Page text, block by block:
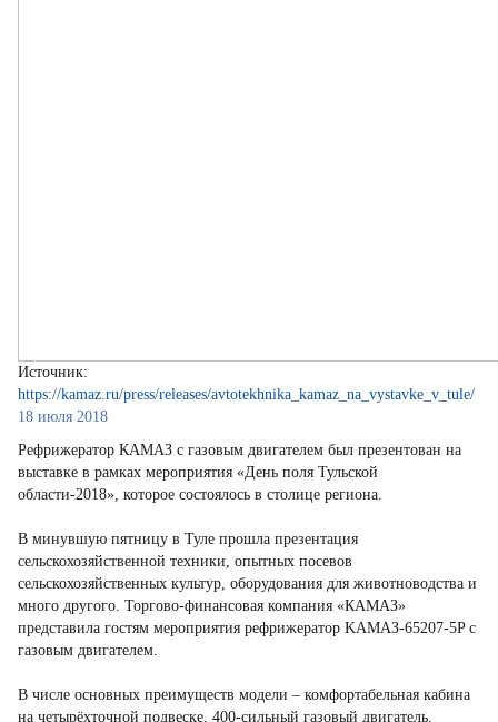
Источник:
https://kamaz.ru/press/releases/avtotekhnika_kamaz_na_vystavke_v_tule/
18 июля 2018
Рефрижератор КАМАЗ с газовым двигателем был презентован на
выставке в рамках мероприятия «День поля Тульской
области-2018», которое состоялось в столице региона.
В минувшую пятницу в Туле прошла презентация
сельскохозяйственной техники, опытных посевов
сельскохозяйственных культур, оборудования для животноводства и
много другого. Торгово-финансовая компания «КАМАЗ»
представила гостям мероприятия рефрижератор KAMAЗ-65207-5P с
газовым двигателем.
В числе основных преимуществ модели – комфортабельная кабина
на четырёхточной подвеске, 400-сильный газовый двигатель,